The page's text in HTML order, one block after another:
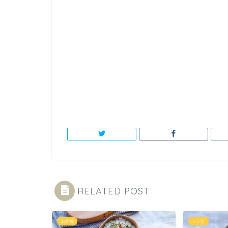
RELATED POST
お弁当 レシピ